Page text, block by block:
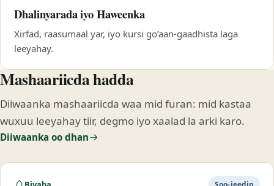
Dhalinyarada iyo Haweenka
Xirfad, raasumaal yar, iyo kursi go’aan-gaadhista laga
leeyahay.
Mashaariicda hadda
Diiwaanka mashaariicda waa mid furan: mid kastaa
wuxuu leeyahay tiir, degmo iyo xaalad la arki karo.
Diiwaanka oo dhan
Soo-jeedin